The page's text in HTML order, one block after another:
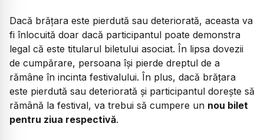
Dacă brățara este pierdută sau deteriorată, aceasta va
fi înlocuită doar dacă participantul poate demonstra
legal că este titularul biletului asociat. În lipsa dovezii
de cumpărare, persoana își pierde dreptul de a
rămâne în incinta festivalului. În plus, dacă brățara
este pierdută sau deteriorată și participantul dorește să
rămână la festival, va trebui să cumpere un nou bilet
pentru ziua respectivă.